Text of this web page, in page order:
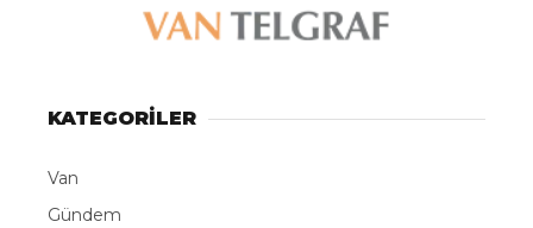
KATEGORİLER
Van
Gündem